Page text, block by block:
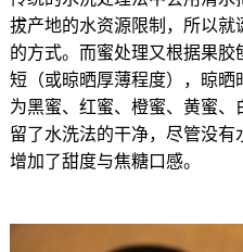
拔产地的水资源限制，所以
的方式。而蜜处理又根据果
短（或晾晒厚薄程度），晾
为黑蜜、红蜜、橙蜜、黄蜜
留了水洗法的干净，尽管没
增加了甜度与焦糖口感。